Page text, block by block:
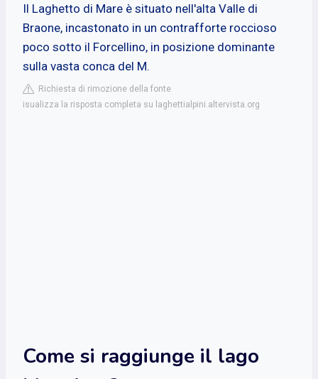
Il Laghetto di Mare è situato nell'alta Valle di
Braone, incastonato in un contrafforte roccioso
poco sotto il Forcellino, in posizione dominante
sulla vasta conca del M.
Richiesta di rimozione della fonte
isualizza la risposta completa su laghettialpini.altervista.org
Come si raggiunge il lago